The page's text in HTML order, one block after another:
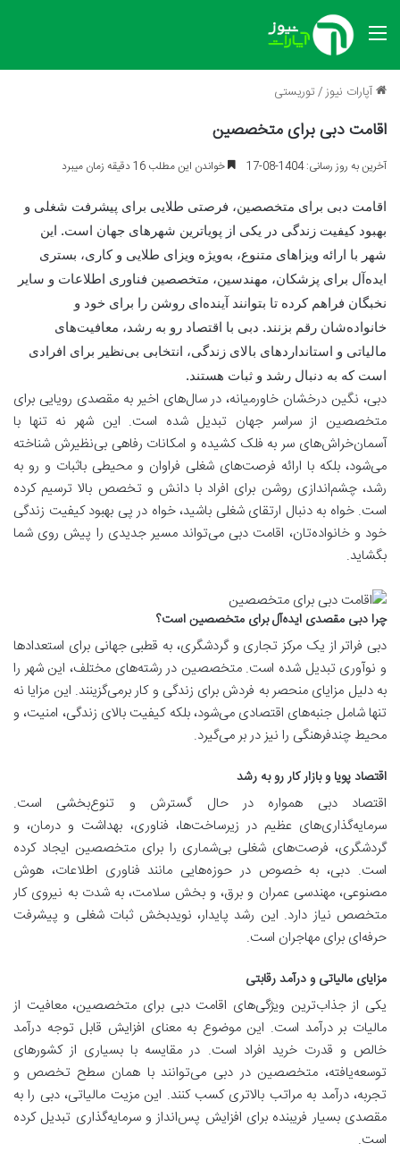
منو
آپارات نیوز/توریستی
اقامت دبی برای متخصصین
آخرین به روز رسانی: 1404-08-17 خواندن این مطلب 16 دقیقه زمان میبرد
اقامت دبی برای متخصصین، فرصتی طلایی برای پیشرفت شغلی و
بهبود کیفیت زندگی در یکی از پویاترین شهرهای جهان است. این
شهر با ارائه ویزاهای متنوع، به‌ویژه ویزای طلایی و کاری، بستری
ایده‌آل برای پزشکان، مهندسین، متخصصین فناوری اطلاعات و سایر
نخبگان فراهم کرده تا بتوانند آینده‌ای روشن را برای خود و
خانواده‌شان رقم بزنند. دبی با اقتصاد رو به رشد، معافیت‌های
مالیاتی و استانداردهای بالای زندگی، انتخابی بی‌نظیر برای افرادی
است که به دنبال رشد و ثبات هستند.
دبی، نگین درخشان خاورمیانه، در سال‌های اخیر به مقصدی رویایی برای
متخصصین از سراسر جهان تبدیل شده است. این شهر نه تنها با
آسمان‌خراش‌های سر به فلک کشیده و امکانات رفاهی بی‌نظیرش شناخته
می‌شود، بلکه با ارائه فرصت‌های شغلی فراوان و محیطی باثبات و رو به
رشد، چشم‌اندازی روشن برای افراد با دانش و تخصص بالا ترسیم کرده
است. خواه به دنبال ارتقای شغلی باشید، خواه در پی بهبود کیفیت زندگی
خود و خانواده‌تان، اقامت دبی می‌تواند مسیر جدیدی را پیش روی شما
بگشاید.
چرا دبی مقصدی ایده‌آل برای متخصصین است؟
دبی فراتر از یک مرکز تجاری و گردشگری، به قطبی جهانی برای استعدادها
و نوآوری تبدیل شده است. متخصصین در رشته‌های مختلف، این شهر را
به دلیل مزایای منحصر به فردش برای زندگی و کار برمی‌گزینند. این مزایا نه
تنها شامل جنبه‌های اقتصادی می‌شود، بلکه کیفیت بالای زندگی، امنیت، و
محیط چندفرهنگی را نیز در بر می‌گیرد.
اقتصاد پویا و بازار کار رو به رشد
اقتصاد دبی همواره در حال گسترش و تنوع‌بخشی است.
سرمایه‌گذاری‌های عظیم در زیرساخت‌ها، فناوری، بهداشت و درمان، و
گردشگری، فرصت‌های شغلی بی‌شماری را برای متخصصین ایجاد کرده
است. دبی، به خصوص در حوزه‌هایی مانند فناوری اطلاعات، هوش
مصنوعی، مهندسی عمران و برق، و بخش سلامت، به شدت به نیروی کار
متخصص نیاز دارد. این رشد پایدار، نویدبخش ثبات شغلی و پیشرفت
حرفه‌ای برای مهاجران است.
مزایای مالیاتی و درآمد رقابتی
یکی از جذاب‌ترین ویژگی‌های اقامت دبی برای متخصصین، معافیت از
مالیات بر درآمد است. این موضوع به معنای افزایش قابل توجه درآمد
خالص و قدرت خرید افراد است. در مقایسه با بسیاری از کشورهای
توسعه‌یافته، متخصصین در دبی می‌توانند با همان سطح تخصص و
تجربه، درآمد به مراتب بالاتری کسب کنند. این مزیت مالیاتی، دبی را به
مقصدی بسیار فریبنده برای افزایش پس‌انداز و سرمایه‌گذاری تبدیل کرده
است.